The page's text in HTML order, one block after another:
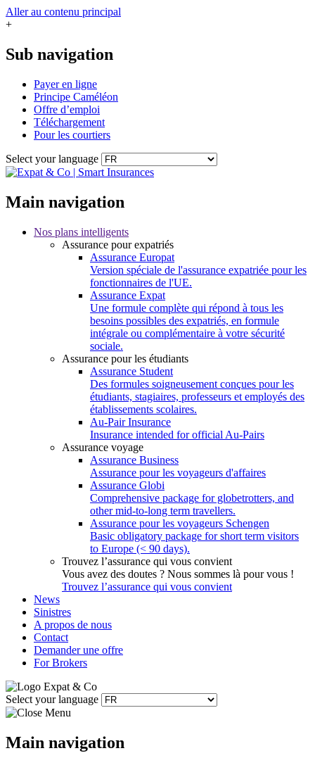
Aller au contenu principal
+
Sub navigation
Payer en ligne
Principe Caméléon
Offre d’emploi
Téléchargement
Pour les courtiers
Select your language
Main navigation
Nos plans intelligents
Assurance pour expatriés
Assurance Europat
Version spéciale de l'assurance expatriée pour les
fonctionnaires de l'UE.
Assurance Expat
Une formule complète qui répond à tous les
besoins possibles des expatriés, en formule
intégrale ou complémentaire à votre sécurité
sociale.
Assurance pour les étudiants
Assurance Student
Des formules soigneusement conçues pour les
étudiants, stagiaires, professeurs et employés des
établissements scolaires.
Au-Pair Insurance
Insurance intended for official Au-Pairs
Assurance voyage
Assurance Business
Assurance pour les voyageurs d'affaires
Assurance Globi
Comprehensive package for globetrotters, and
other mid-to-long term travellers.
Assurance pour les voyageurs Schengen
Basic obligatory package for short term visitors
to Europe (< 90 days).
Trouvez l’assurance qui vous convient
Vous avez des doutes ? Nous sommes là pour vous !
Trouvez l’assurance qui vous convient
News
Sinistres
A propos de nous
Contact
Demander une offre
For Brokers
Select your language
Main navigation